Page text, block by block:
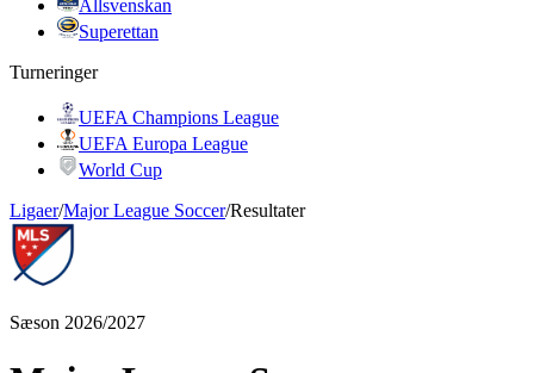
Allsvenskan
Superettan
Turneringer
UEFA Champions League
UEFA Europa League
World Cup
Ligaer/Major League Soccer/Resultater
Sæson 2026/2027